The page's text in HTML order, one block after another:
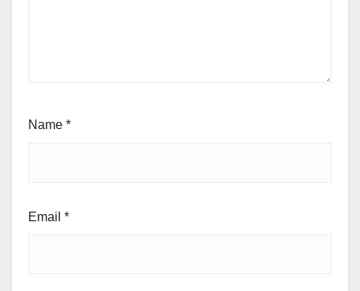
Name *
Email *